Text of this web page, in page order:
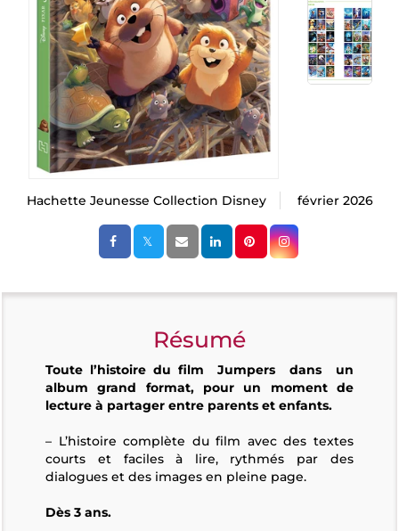
Hachette Jeunesse Collection Disney février 2026
Résumé
Toute l’histoire du film Jumpersdans un
album grand format, pour un moment de
lecture à partager entre parents et enfants.
– L’histoire complète du film avec des textes
courts et faciles à lire, rythmés par des
dialogues et des images en pleine page.
Dès 3 ans.